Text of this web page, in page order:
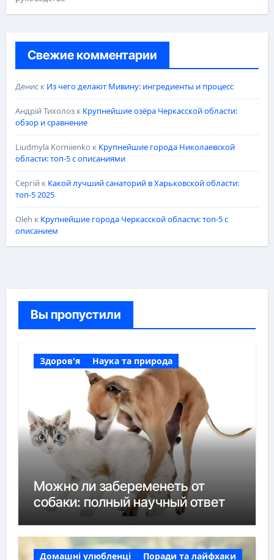
Свежие комментарии
Дениск Из чего делают Мивину: ингредиенты и процесс
Андрій Тихолозк Крупнейшие озёра Черкасской области:
обзор и сравнение
Liudmyla Korniienko к Крупнейшие города Николаевской
области: топ-5 с описаниями
Сергійк Какой лучший санаторий в Харьковской области:
топ-5 2025
Oleh к Крупнейшие города Черкасской области: топ-5 с
описанием
Вы пропустили
Здоров'я Наука та природа
Можно ли забеременеть от
собаки: полный научный ответ
Домашні улюбленці Поради та лайфхаки